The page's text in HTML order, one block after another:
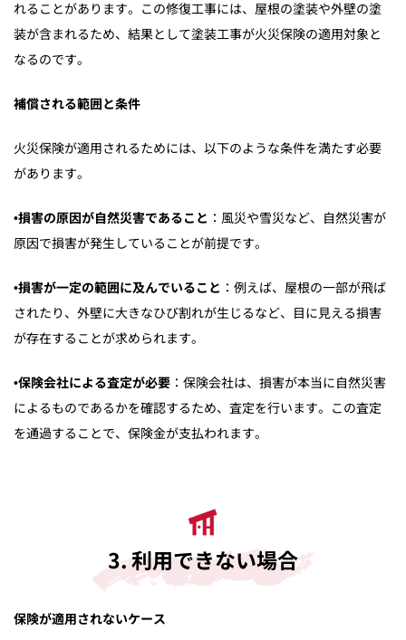
れることがあります。この修復工事には、屋根の塗装や外壁の塗
装が含まれるため、結果として塗装工事が火災保険の適用対象と
なるのです。
補償される範囲と条件
火災保険が適用されるためには、以下のような条件を満たす必要
があります。
•損害の原因が自然災害であること ：風災や雪災など、自然災害が
原因で損害が発生していることが前提です。
•損害が一定の範囲に及んでいること ：例えば、屋根の一部が飛ば
されたり、外壁に大きなひび割れが生じるなど、目に見える損害
が存在することが求められます。
•保険会社による査定が必要 ：保険会社は、損害が本当に自然災害
によるものであるかを確認するため、査定を行います。この査定
を通過することで、保険金が支払われます。
3. 利用できない場合
保険が適用されないケース